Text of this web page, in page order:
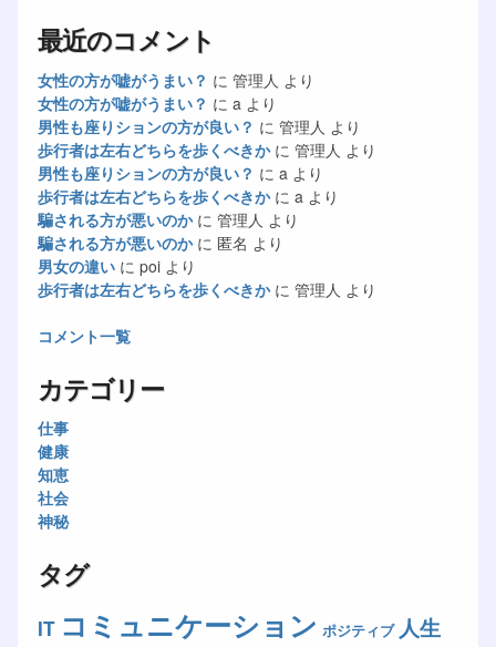
最近のコメント
女性の方が嘘がうまい？ に 管理人 より
女性の方が嘘がうまい？ に a より
男性も座りションの方が良い？ に 管理人 より
歩行者は左右どちらを歩くべきかに 管理人 より
男性も座りションの方が良い？ に a より
歩行者は左右どちらを歩くべきかに a より
騙される方が悪いのかに 管理人 より
騙される方が悪いのかに 匿名 より
男女の違いに poiより
歩行者は左右どちらを歩くべきかに 管理人 より
コメント一覧
カテゴリー
仕事
健康
知恵
社会
神秘
タグ
IT コミュニケーション ポジティブ 人生